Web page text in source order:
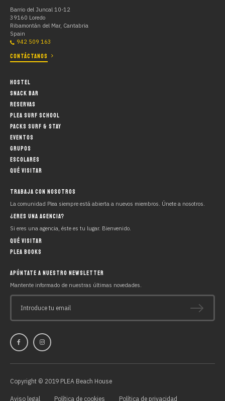
Barrio del Juncal 10-12
39160 Loredo
Ribamontán del Mar, Cantabria
Spain
942 509 163
CONTÁCTANOS
HOSTEL
SNACK BAR
RESERVAS
PLEA SURF SCHOOL
PACKS SURF & STAY
EVENTOS
GRUPOS
ESCOLARES
QUÉ VISITAR
TRABAJA CON NOSOTROS
La comunidad Plea siempre está abierta a nuevos miembros. Únete a nosotros.
¿ERES UNA AGENCIA?
Si eres una agencia, éste es tu lugar. Bienvenido.
QUÉ VISITAR
PLEA BOOKS
APÚNTATE A NUESTRO NEWSLETTER
Mantente informado de nuestras últimas novedades.
Introduce tu email
Copyright © 2019 PLEA Beach House
Aviso legal Política de cookies Política de privacidad